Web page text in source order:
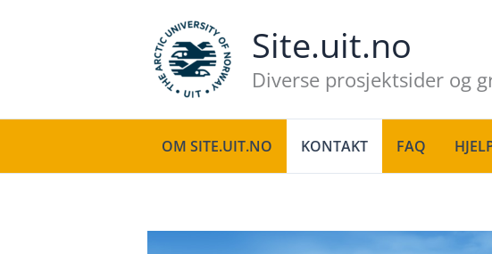
Site.uit.no
Diverse prosjektsider og
OM SITE.UIT.NO KONTAKT FAQ